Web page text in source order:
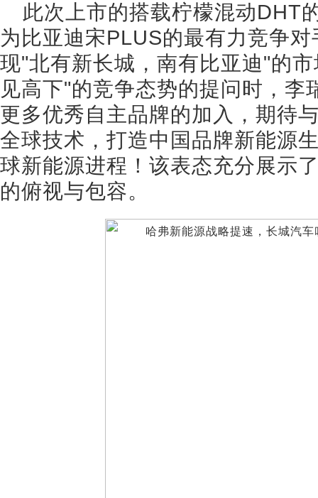
此次上市的搭载柠檬混动DHT
为比亚迪宋PLUS的最有力竞争
现"北有新长城，南有比亚迪"的
见高下"的竞争态势的提问时，李
更多优秀自主品牌的加入，期待
全球技术，打造中国品牌新能源
球新能源进程！该表态充分展示
的俯视与包容。